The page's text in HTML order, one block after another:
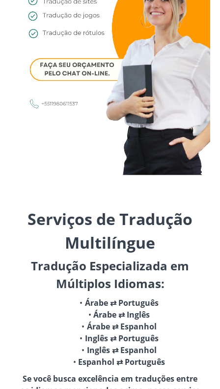
Serviços de Tradução
Multilíngue
Tradução Especializada em
Múltiplos Idiomas:
Árabe ⇄ Português
Árabe ⇄ Inglês
Árabe ⇄ Espanhol
Inglês ⇄ Português
Inglês ⇄ Espanhol
Espanhol ⇄ Português
Se você busca excelência em traduções entre